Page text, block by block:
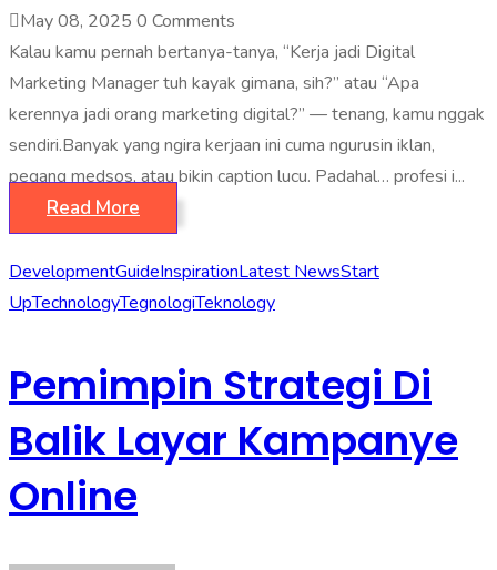
May 08, 2025 0 Comments
Kalau kamu pernah bertanya-tanya, “Kerja jadi Digital
Marketing Manager tuh kayak gimana, sih?” atau “Apa
kerennya jadi orang marketing digital?” — tenang, kamu nggak
sendiri.Banyak yang ngira kerjaan ini cuma ngurusin iklan,
pegang medsos, atau bikin caption lucu. Padahal… profesi i...
Read More
DevelopmentGuideInspirationLatest NewsStart
UpTechnologyTegnologiTeknology
Pemimpin Strategi Di
Balik Layar Kampanye
Online